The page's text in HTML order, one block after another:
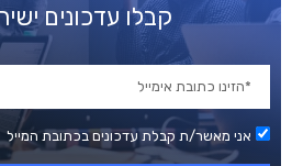
קבלו עדכונים
אני מאשר/ת קבלת עדכונים בכתובת המייל